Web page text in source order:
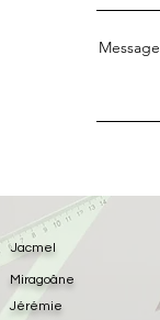
Message
Jacmel
Jérémie
Miragoâne